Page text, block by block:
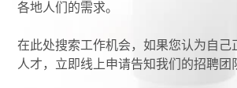
各地人们的需求。
在此处搜索工作机会，如果您认为自己
人才，立即线上申请告知我们的招聘团